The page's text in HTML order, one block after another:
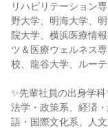
リハビリテーション
野大学、明海大学、
院大学、横浜医療情
ツ＆医療ウェルネス
校、龍谷大学、ルー
✨先輩社員の出身学科
法学・政策系、経済
語・国際文化系、人